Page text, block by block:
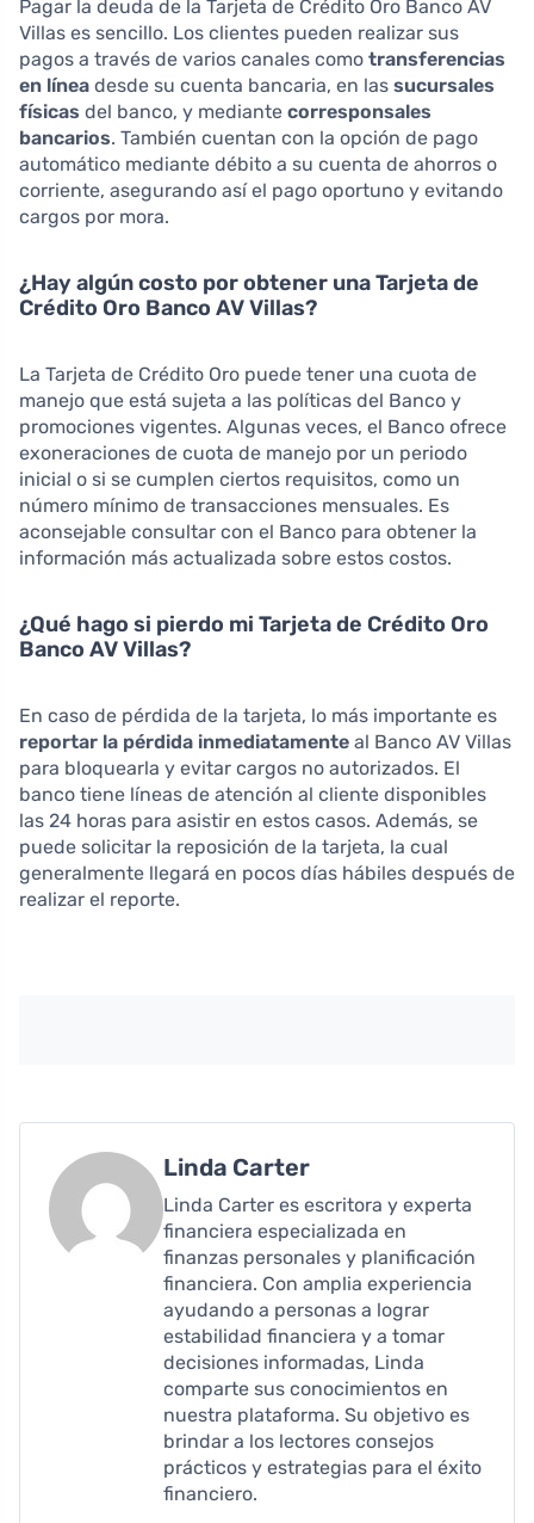
Pagar la deuda de la Tarjeta de Crédito Oro Banco AV
Villas es sencillo. Los clientes pueden realizar sus
pagos a través de varios canales como transferencias
en línea desde su cuenta bancaria, en las sucursales
físicas del banco, y mediante corresponsales
bancarios. También cuentan con la opción de pago
automático mediante débito a su cuenta de ahorros o
corriente, asegurando así el pago oportuno y evitando
cargos por mora.
¿Hay algún costo por obtener una Tarjeta de
Crédito Oro Banco AV Villas?
La Tarjeta de Crédito Oro puede tener una cuota de
manejo que está sujeta a las políticas del Banco y
promociones vigentes. Algunas veces, el Banco ofrece
exoneraciones de cuota de manejo por un periodo
inicial o si se cumplen ciertos requisitos, como un
número mínimo de transacciones mensuales. Es
aconsejable consultar con el Banco para obtener la
información más actualizada sobre estos costos.
¿Qué hago si pierdo mi Tarjeta de Crédito Oro
Banco AV Villas?
En caso de pérdida de la tarjeta, lo más importante es
reportar la pérdida inmediatamente al Banco AV Villas
para bloquearla y evitar cargos no autorizados. El
banco tiene líneas de atención al cliente disponibles
las 24 horas para asistir en estos casos. Además, se
puede solicitar la reposición de la tarjeta, la cual
generalmente llegará en pocos días hábiles después de
realizar el reporte.
Linda Carter
Linda Carter es escritora y experta
financiera especializada en
finanzas personales y planificación
financiera. Con amplia experiencia
ayudando a personas a lograr
estabilidad financiera y a tomar
decisiones informadas, Linda
comparte sus conocimientos en
nuestra plataforma. Su objetivo es
brindar a los lectores consejos
prácticos y estrategias para el éxito
financiero.